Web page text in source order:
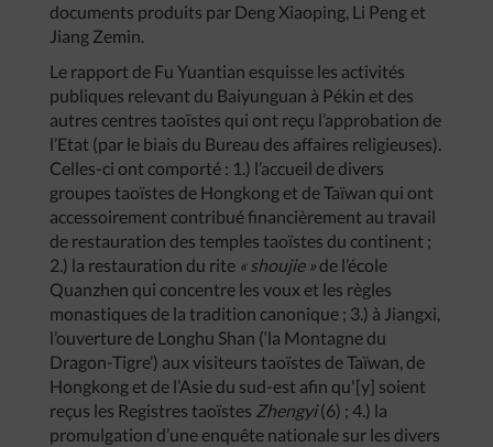
documents produits par Deng Xiaoping, Li Peng et
Jiang Zemin.
Le rapport de Fu Yuantian esquisse les activités
publiques relevant du Baiyunguan à Pékin et des
autres centres taoïstes qui ont reçu l’approbation de
l’Etat (par le biais du Bureau des affaires religieuses).
Celles-ci ont comporté : 1.) l’accueil de divers
groupes taoïstes de Hongkong et de Taïwan qui ont
accessoirement contribué financièrement au travail
de restauration des temples taoïstes du continent ;
2.) la restauration du rite « shoujie » de l’école
Quanzhen qui concentre les voux et les règles
monastiques de la tradition canonique ; 3.) à Jiangxi,
l’ouverture de Longhu Shan (‘la Montagne du
Dragon-Tigre’) aux visiteurs taoïstes de Taïwan, de
Hongkong et de l’Asie du sud-est afin qu'[y] soient
reçus les Registres taoïstes Zhengyi(6) ; 4.) la
promulgation d’une enquête nationale sur les divers